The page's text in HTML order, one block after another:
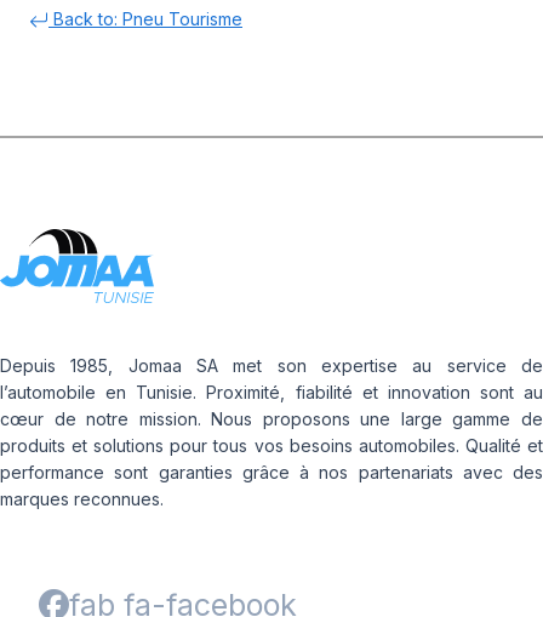
Back to: Pneu Tourisme
Depuis 1985, Jomaa SA met son expertise au service de
l’automobile en Tunisie. Proximité, fiabilité et innovation sont au
cœur de notre mission. Nous proposons une large gamme de
produits et solutions pour tous vos besoins automobiles. Qualité et
performance sont garanties grâce à nos partenariats avec des
marques reconnues.
fab fa-facebook